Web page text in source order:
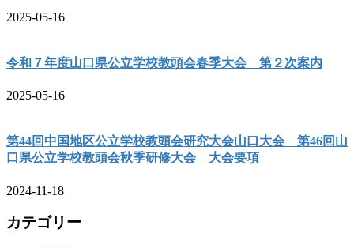
2025-05-16
令和７年度山口県公立学校教頭会春季大会 第２次案内
2025-05-16
第44回中国地区公立学校教頭会研究大会山口大会 第46回山
口県公立学校教頭会秋季研修大会 大会要項
2024-11-18
カテゴリー